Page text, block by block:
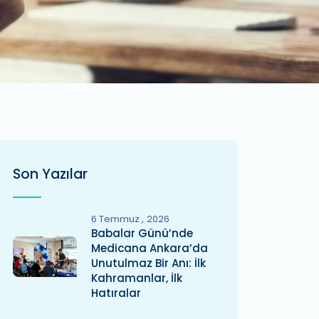
Son Yazılar
6 Temmuz 2026
Babalar Günü’nde
Medicana Ankara’da
Unutulmaz Bir Anı: İlk
Kahramanlar, İlk
Hatıralar